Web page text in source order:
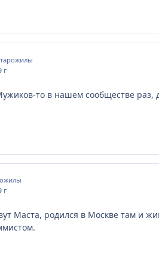
г
то в нашем сообществе раз,
г
Маста, родился в Москве там и